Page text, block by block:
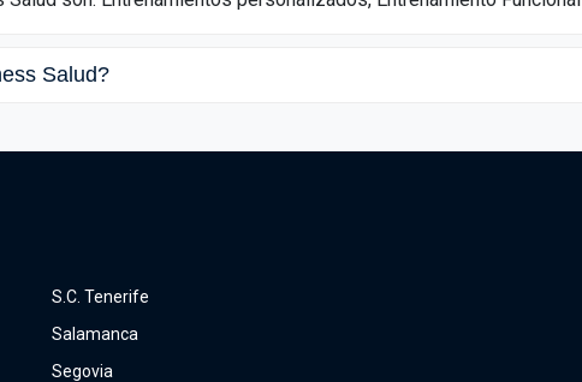
Salud?
S.C. Tenerife
Salamanca
Segovia